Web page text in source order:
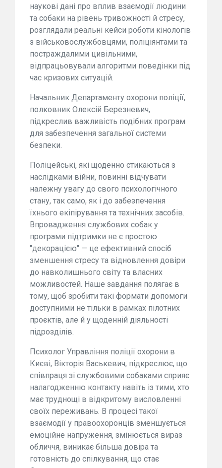
наукові дані про вплив взаємодії людини
та собаки на рівень тривожності й стресу,
розглядали реальні кейси роботи кінологів
з військовослужбовцями, поліціянтами та
постраждалими цивільними,
відпрацьовували алгоритми поведінки під
час кризових ситуацій.
Начальник Департаменту охорони поліції,
полковник Олексій Березневич,
підкреслив важливість подібних програм
для забезпечення загальної системи
безпеки.
Поліцейські, які щоденно стикаються з
наслідками війни, повинні відчувати
належну увагу до свого психологічного
стану, так само, як і до забезпечення
їхнього екіпірування та технічних засобів.
Впровадження службових собак у
програми підтримки не є простою
"декорацією" — це ефективний спосіб
зменшення стресу та відновлення довіри
до навколишнього світу та власних
можливостей. Наше завдання полягає в
тому, щоб зробити такі формати допомоги
доступними не тільки в рамках пілотних
проєктів, але й у щоденній діяльності
підрозділів.
Психолог Управління поліції охорони в
Києві, Вікторія Васькевич, підкреслює, що
співпраця зі службовими собаками сприяє
налагодженню контакту навіть із тими, хто
має труднощі в відкритому висловленні
своїх переживань. В процесі такої
взаємодії у правоохоронців зменшується
емоційне напруження, змінюється вираз
обличчя, виникає більша довіра та
готовність до спілкування, що стає